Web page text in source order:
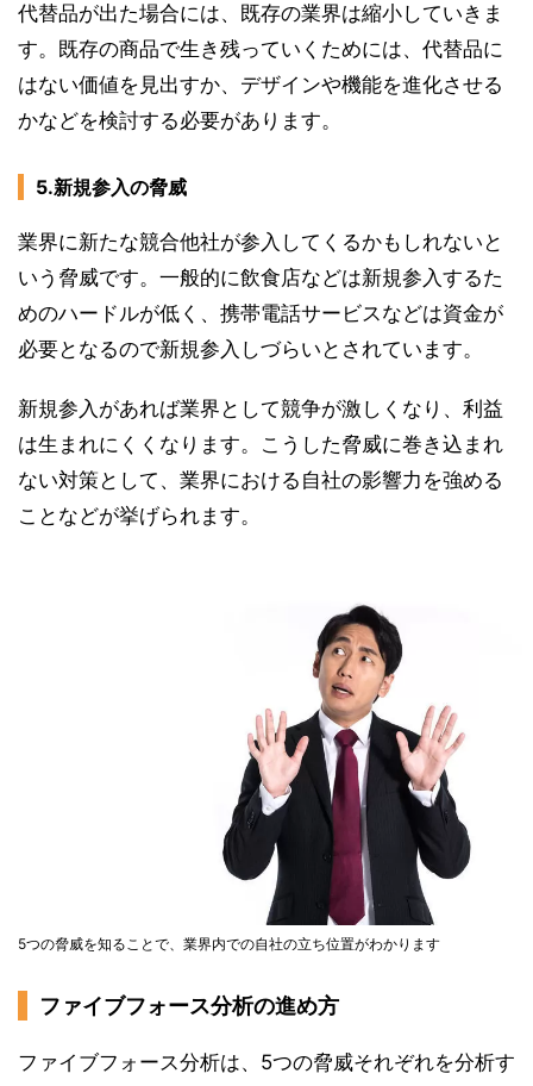
代替品が出た場合には、既存の業界は縮小していきま
す。既存の商品で生き残っていくためには、代替品に
はない価値を見出すか、デザインや機能を進化させる
かなどを検討する必要があります。
5.新規参入の脅威
業界に新たな競合他社が参入してくるかもしれないと
いう脅威です。一般的に飲食店などは新規参入するた
めのハードルが低く、携帯電話サービスなどは資金が
必要となるので新規参入しづらいとされています。
新規参入があれば業界として競争が激しくなり、利益
は生まれにくくなります。こうした脅威に巻き込まれ
ない対策として、業界における自社の影響力を強める
ことなどが挙げられます。
5つの脅威を知ることで、業界内での自社の立ち位置がわかります
ファイブフォース分析の進め方
ファイブフォース分析は、5つの脅威それぞれを分析す